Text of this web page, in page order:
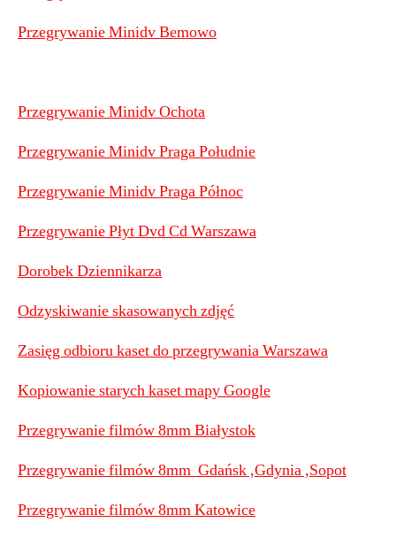
Przegrywanie Minidv Bemowo
Przegrywanie Minidv Ochota
Przegrywanie Minidv Praga Południe
Przegrywanie Minidv Praga Północ
Przegrywanie Płyt Dvd Cd Warszawa
Dorobek Dziennikarza
Odzyskiwanie skasowanych zdjęć
Zasięg odbioru kaset do przegrywania Warszawa
Kopiowanie starych kaset mapy Google
Przegrywanie filmów 8mm Białystok
Przegrywanie filmów 8mm Gdańsk ,Gdynia ,Sopot
Przegrywanie filmów 8mm Katowice